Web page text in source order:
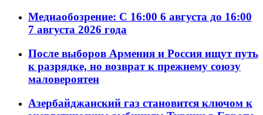
Медиаобозрение: С 16:00 6 августа до 16:00
7 августа 2026 года
После выборов Армения и Россия ищут путь
к разрядке, но возврат к прежнему союзу
маловероятен
Азербайджанский газ становится ключом к